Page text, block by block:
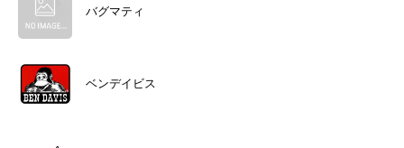
バグマティ
ベンデイビス